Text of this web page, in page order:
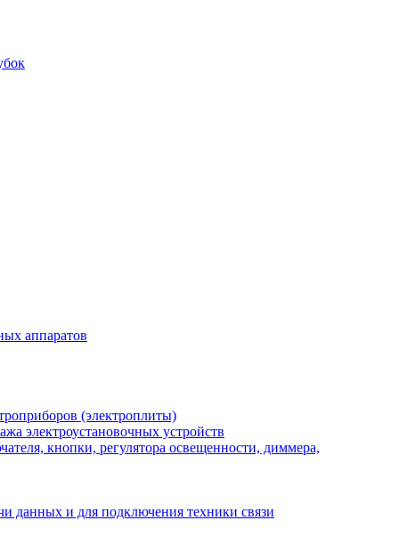
аппаратов
(электроплиты)
электроустановочных устройств
кнопки, регулятора освещенности, диммера,
данных и для подключения техники связи